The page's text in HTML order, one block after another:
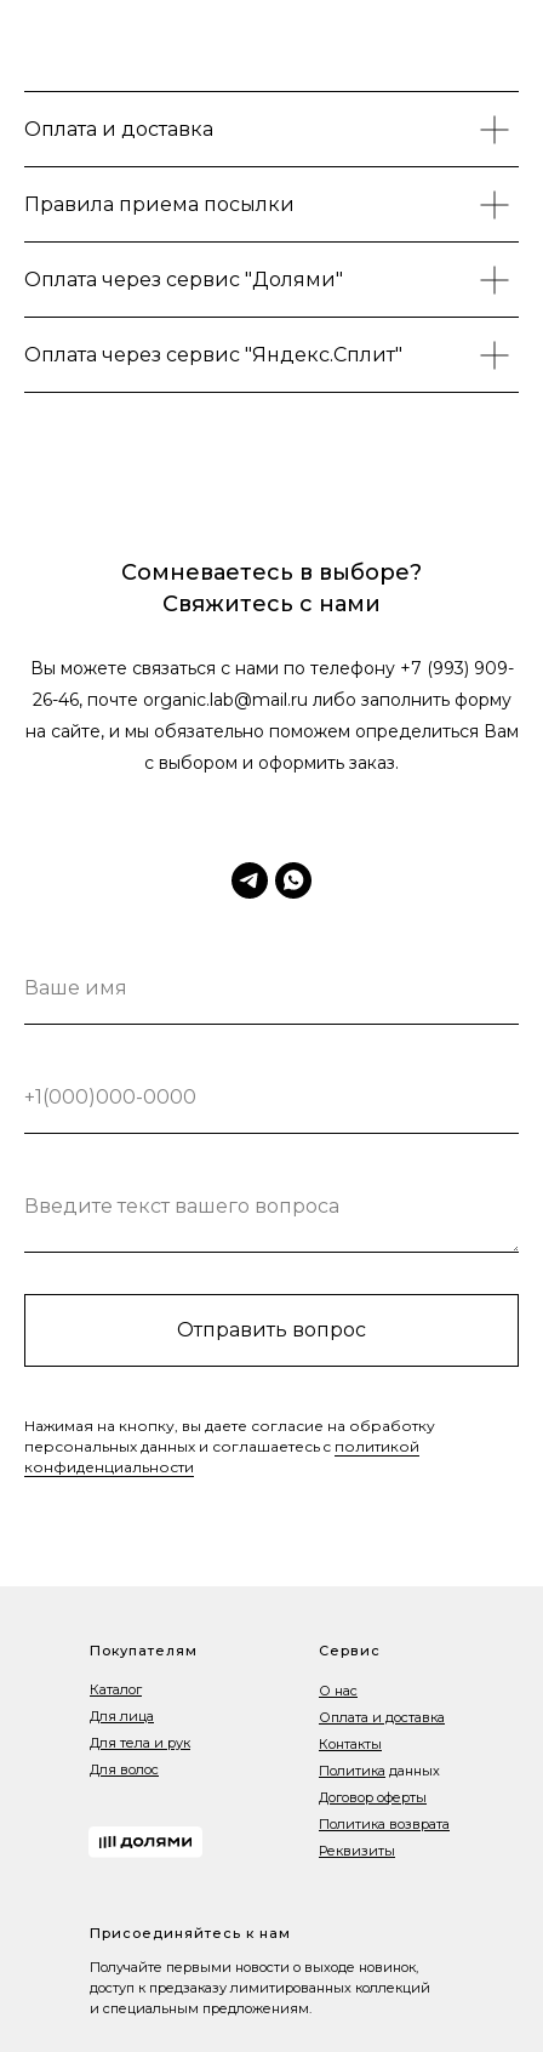
Оплата и доставка
Правила приема посылки
Оплата через сервис "Долями"
Оплата через сервис "Яндекс.Сплит"
Сомневаетесь в выборе?
Свяжитесь с нами
Вы можете связаться с нами по телефону +7 (993) 909-
26-46, почте organic.lab@mail.ru либо заполнить форму
на сайте, и мы обязательно поможем определиться Вам
с выбором и оформить заказ.
Ваше имя
+1(000)000-0000
Введите текст вашего вопроса
Отправить вопрос
Нажимая на кнопку, вы даете согласие на обработку
персональных данных и соглашаетесь c политикой
конфиденциальности
Покупателям
Каталог
Для лица
Для тела и рук
Для волос
Присоединяйтесь к нам
Получайте первыми новости о выходе новинок,
доступ к предзаказу лимитированных коллекций
и специальным предложениям.
Сервис
О нас
Оплата и доставка
Контакты
Политика данных
Договор оферты
Политика возврата
Реквизиты